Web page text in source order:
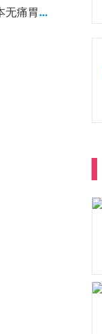
朱野的日本出差日常 52：日本无痛胃肠镜用户服务案例（上）